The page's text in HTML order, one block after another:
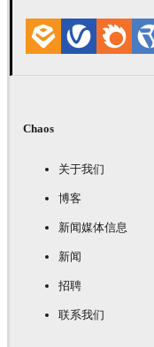
Chaos
关于我们
博客
新闻媒体信息
新闻
招聘
联系我们